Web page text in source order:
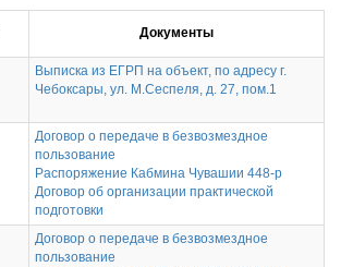
Документы
Выписка из ЕГРП на объект, по адресу г.
Чебоксары, ул. М.Сеспеля, д. 27, пом.1
Договор о передаче в безвозмездное
пользование
Распоряжение Кабмина Чувашии 448-р
Договор об организации практической
подготовки
Договор о передаче в безвозмездное
пользование